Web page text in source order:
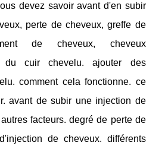
devez savoir avant d'en subir
perte de cheveux, greffe de
de cheveux, cheveux
du cuir chevelu. ajouter des
comment cela fonctionne. ce
avant de subir une injection de
facteurs. degré de perte de
de cheveux. différents